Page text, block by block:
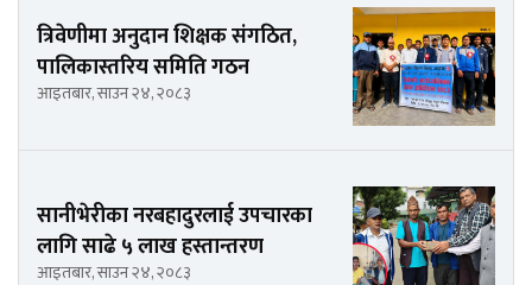
त्रिवेणीमा अनुदान शिक्षक संगठित,
पालिकास्तरिय समिति गठन
आइतबार, साउन २४, २०८३
सानीभेरीका नरबहादुरलाई उपचारका
लागि साढे ५ लाख हस्तान्तरण
आइतबार, साउन २४, २०८३